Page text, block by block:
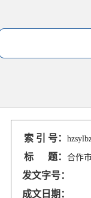
索 引 号：
标 题：合作
发文字号：
成文日期：